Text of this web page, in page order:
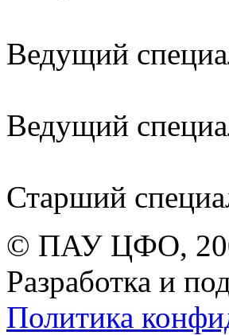
Ведущий
Ведущий
Старший
© ПАУ ЦФО,
Разработка и
Политика